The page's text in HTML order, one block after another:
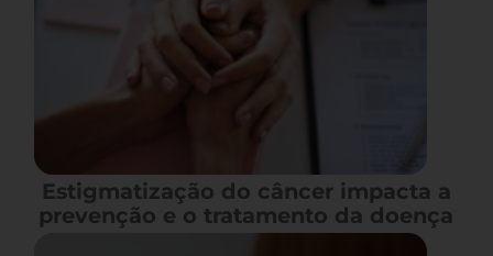
Estigmatização do câncer impacta a
prevenção e o tratamento da doença